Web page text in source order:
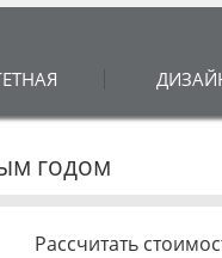
годом
Рассчитать